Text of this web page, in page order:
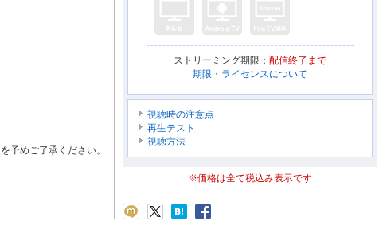
予めご了承ください。
ストリーミング期限： 配信終了まで
期限・ライセンスについて
視聴時の注意点
再生テスト
視聴方法
※価格は全て税込み表示です